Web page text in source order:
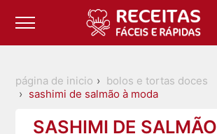
página de inicio
bolos e tortas doces
sashimi de salmão à moda
SASHIMI DE SALMÃO